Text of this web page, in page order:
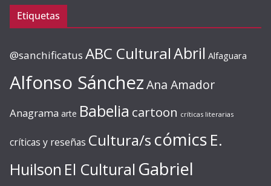
Etiquetas
@sanchificatus ABC CulturalAbril Alfaguara
Alfonso SánchezAna Amador
Anagrama arte Babelia cartoon críticas literarias
críticas y reseñas Cultura/s cómics E.
Huilson El Cultural Gabriel